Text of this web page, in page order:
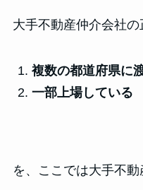
大手不動産仲介会社の
複数の都道府県に
一部上場している
を、ここでは大手不動